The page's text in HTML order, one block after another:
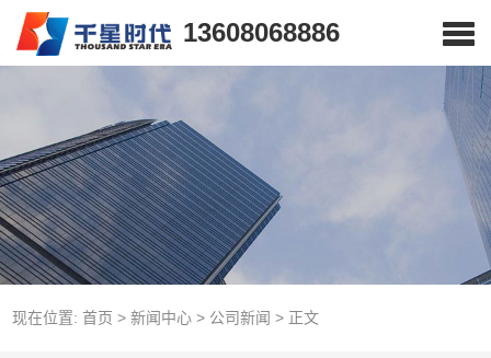
13608068886
现在位置: 首页 > 新闻中心> 公司新闻 > 正文